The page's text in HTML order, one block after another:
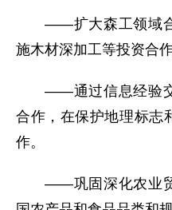
——扩大森工领域
施木材深加工等投资合作
——通过信息经验
合作，在保护地理标志
作。
——巩固深化农业